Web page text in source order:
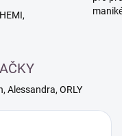
Alessandra, ORLY